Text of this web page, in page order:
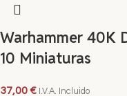
Warhammer 40K
10 Miniaturas
37,00€ I.V.A. Incluido